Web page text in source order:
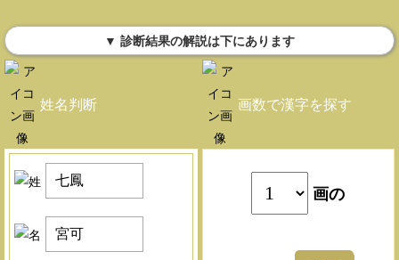
▼ 診断結果の解説は下にあります
姓名判断 画数で漢字を探す
画の